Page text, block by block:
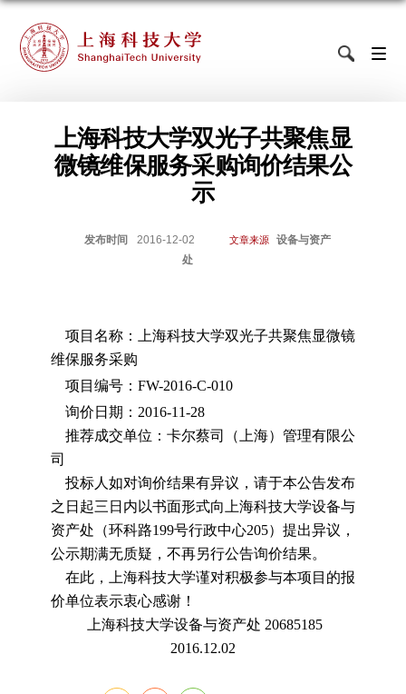
上海科技大学双光子共聚焦显
微镜维保服务采购询价结果公
示
发布时间 2016-12-02 文章来源
设备与资产
处
项目名称：上海科技大学双光子共聚焦显微镜
维保服务采购
项目编号： FW-2016-C-010
询价日期： 2016-11-28
推荐成交单位：卡尔蔡司（上海）管理有限公
司
投标人如对询价结果有异议，请于本公告发布
之日起三日内以书面形式向上海科技大学设备与
资产处（环科路199号行政中心205）提出异议，
公示期满无质疑，不再另行公告询价结果。
在此，上海科技大学谨对积极参与本项目的报
价单位表示衷心感谢！
上海科技大学设备与资产处 20685185
2016.12.02